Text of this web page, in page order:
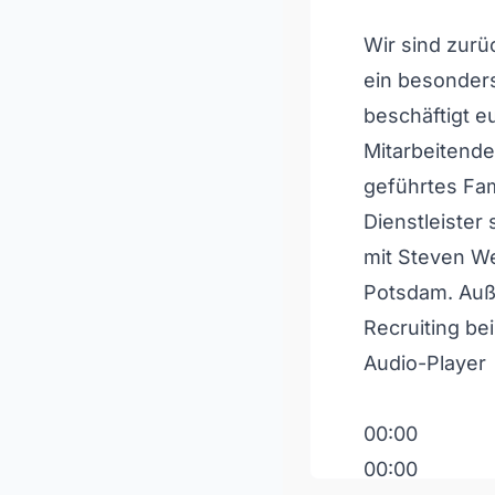
Wir sind
ein
beschäftigt
geführtes
Dienstleister
mit Steven
Potsdam.
Recruiting bei
Audio-Player
00:00
00:00